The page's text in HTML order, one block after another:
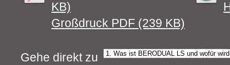
KB)
Großdruck PDF (239 KB)
Gehe direkt zu